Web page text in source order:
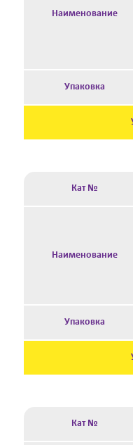
Наименование
Упаковка
Кат №
Наименование
Упаковка
Кат №